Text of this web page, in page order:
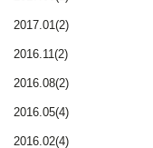
2017.01(2)
2016.11(2)
2016.08(2)
2016.05(4)
2016.02(4)